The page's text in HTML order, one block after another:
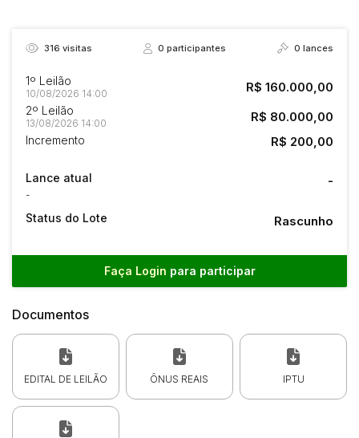
316 visitas 0 participantes 0 lances
1º Leilão
10/08/2026 14:00 R$ 160.000,00
2º Leilão
13/08/2026 14:00 R$ 80.000,00
Incremento R$ 200,00
Lance atual
-
-
Status do Lote Rascunho
Faça Login para participar
Documentos
EDITAL DE LEILÃO ÔNUS REAIS IPTU